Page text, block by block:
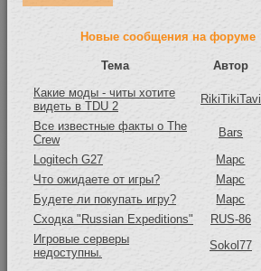
Новые сообщения на форуме
Тема Автор
Какие моды - читы хотите
видеть в TDU 2
RikiTikiTavi
Все известные факты о The
Crew
Bars
Logitech G27
Mapc
Что ожидаете от игры?
Mapc
Будете ли покупать игру?
Mapc
Сходка "Russian Expeditions"
RUS-86
Игровые серверы
недоступны.
Sokol77